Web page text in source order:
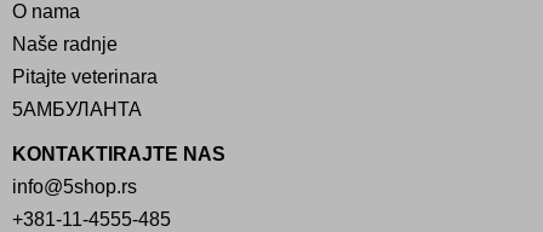
O nama
Naše radnje
Pitajte veterinara
5АМБУЛАНТА
KONTAKTIRAJTE NAS
info@5shop.rs
+381-11-4555-485